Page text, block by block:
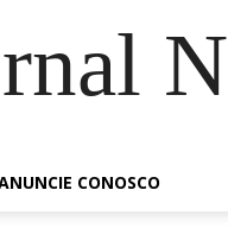
CONOSCO